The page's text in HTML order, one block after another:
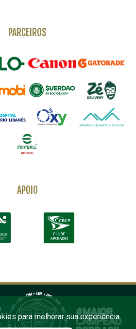
PARCEIROS
APOIO
para melhorar sua experiência.